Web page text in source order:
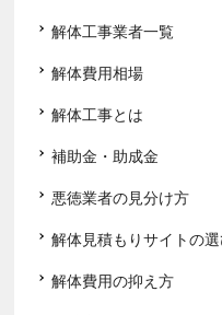
解体工事業者一覧
解体費用相場
解体工事とは
補助金・助成金
悪徳業者の見分け方
解体見積もりサイトの
解体費用の抑え方